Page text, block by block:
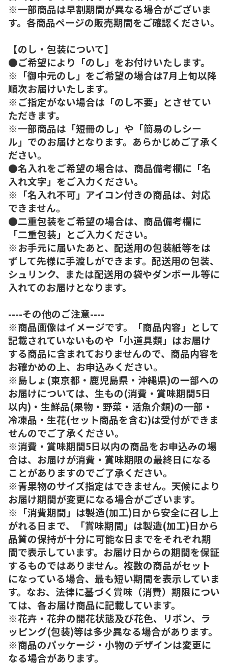
※一部商品は早割期間が異なる場合がございま
す。各商品ページの販売期間をご確認ください。
【のし・包装について】
●ご希望により「のし」をお付けいたします。
※「御中元のし」をご希望の場合は7月上旬以降
順次お届けいたします。
※ご指定がない場合は「のし不要」とさせてい
ただきます。
※一部商品は「短冊のし」や「簡易のしシー
ル」でのお届けとなります。あらかじめご了承く
ださい。
●名入れをご希望の場合は、商品備考欄に「名
入れ文字」をご入力ください。
※「名入れ不可」アイコン付きの商品は、対応
できません。
●二重包装をご希望の場合は、商品備考欄に
「二重包装」とご入力ください。
※お手元に届いたあと、配送用の包装紙等をは
ずして先様に手渡しができます。配送用の包装、
シュリンク、または配送用の袋やダンボール等に
入れてのお届けとなります。
----その他のご注意----
※商品画像はイメージです。「商品内容」として
記載されていないものや「小道具類」はお届け
する商品に含まれておりませんので、商品内容を
お確かめの上、お申込みください。
※島しょ(東京都・鹿児島県・沖縄県)の一部への
お届けについては、生もの(消費・賞味期間5日
以内)・生鮮品(果物・野菜・活魚介類)の一部・
冷凍品・生花(セット商品を含む)は受付ができま
せんのでご了承ください。
※消費・賞味期間5日以内の商品をお申込みの場
合は、お届けが消費・賞味期限の最終日になる
ことがありますのでご了承ください。
※青果物のサイズ指定はできません。天候により
お届け期間が変更になる場合がございます。
※「消費期間」は製造(加工)日から安全に召し上
がれる日まで、「賞味期間」は製造(加工)日から
品質の保持が十分に可能な日までをそれぞれ期
間で表示しています。お届け日からの期間を保証
するものではありません。複数の商品がセット
になっている場合、最も短い期間を表示していま
す。なお、法律に基づく賞味（消費）期限につい
ては、各お届け商品に記載しています。
※花卉・花弁の開花状態及び花色、リボン、ラ
ッピング(包装)等は多少異なる場合があります。
※商品のパッケージ・小物のデザインは変更に
なる場合があります。